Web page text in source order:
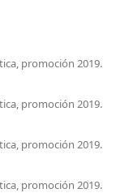
promoción 2019.
promoción 2019.
promoción 2019.
promoción 2019.